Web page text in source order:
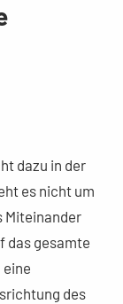
dazu in der
es nicht um
Miteinander
das gesamte
eine
des